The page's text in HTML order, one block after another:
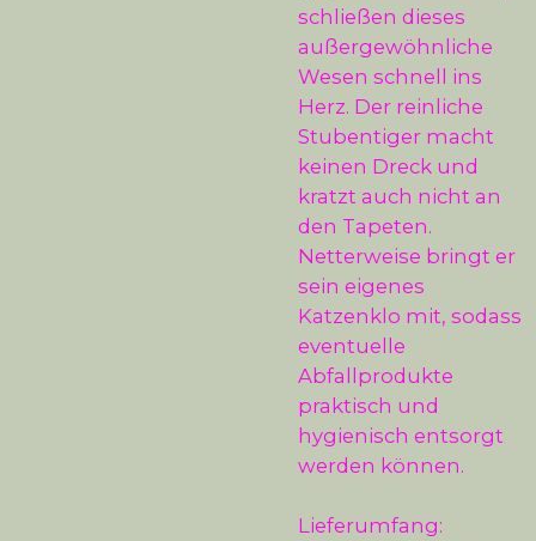
schließen dieses
außergewöhnliche
Wesen schnell ins
Herz. Der reinliche
Stubentiger macht
keinen Dreck und
kratzt auch nicht an
den Tapeten.
Netterweise bringt er
sein eigenes
Katzenklo mit, sodass
eventuelle
Abfallprodukte
praktisch und
hygienisch entsorgt
werden können.
Lieferumfang: